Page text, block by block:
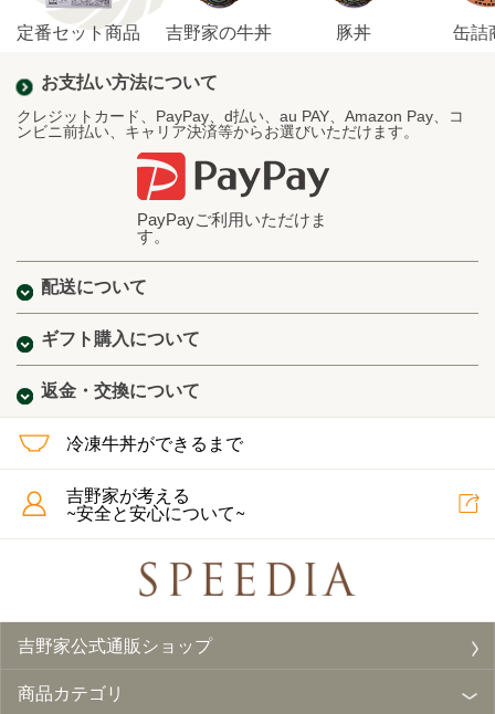
定番セット商品 吉野家の牛丼 豚丼 缶詰
お支払い方法について
クレジットカード、PayPay、d払い、au PAY、Amazon Pay、コ
ンビニ前払い、キャリア決済等からお選びいただけます。
PayPayご利用いただけま
す。
配送について
ギフト購入について
返金・交換について
冷凍牛丼ができるまで
吉野家が考える
~安全と安心について~
吉野家公式通販ショップ
商品カテゴリ